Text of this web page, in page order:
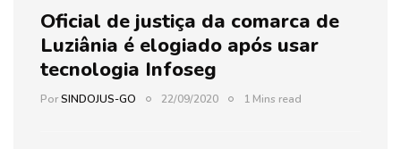
Oficial de justiça da comarca de
Luziânia é elogiado após usar
tecnologia Infoseg
PorSINDOJUS-GO 22/09/2020 1 Mins read